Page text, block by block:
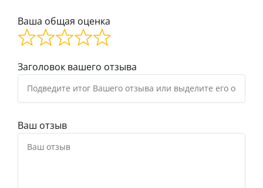
Ваша общая оценка
Заголовок вашего отзыва
Ваш отзыв